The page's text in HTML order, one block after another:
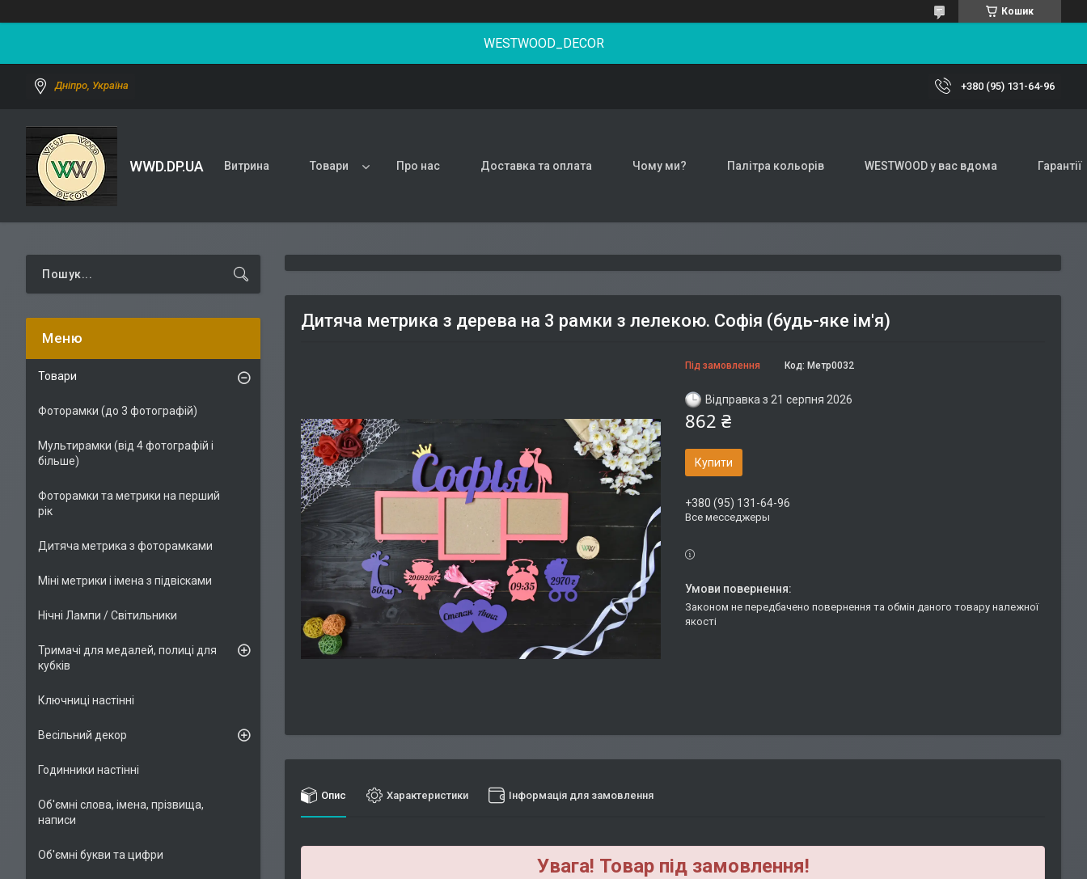
Кошик
WESTWOOD_DECOR
Дніпро, Україна +380 (95) 131-64-96
WWD.DP.UA Витрина Товари Про нас Доставка та оплата Чому ми? Палітра кольорів WESTWOOD у вас вдома Гарантії
Дитяча метрика з дерева на 3 рамки з лелекою. Софія (будь-яке ім'я)
Під замовлення Код: Метр0032
Відправка з 21 серпня 2026
862 ₴
Купити
+380 (95) 131-64-96
Все месседжеры
Законом не передбачено повернення та обмін даного товару належної
якості
Опис Характеристики Інформація для замовлення
Увага! Товар під замовлення!
Товари
Фоторамки (до 3 фотографій)
Мультирамки (від 4 фотографій і
більше)
Фоторамки та метрики на перший
рік
Дитяча метрика з фоторамками
Міні метрики і імена з підвісками
Нічні Лампи / Світильники
Тримачі для медалей, полиці для
кубків
Ключниці настінні
Весільний декор
Годинники настінні
Об'ємні слова, імена, прізвища,
написи
Об'ємні букви та цифри